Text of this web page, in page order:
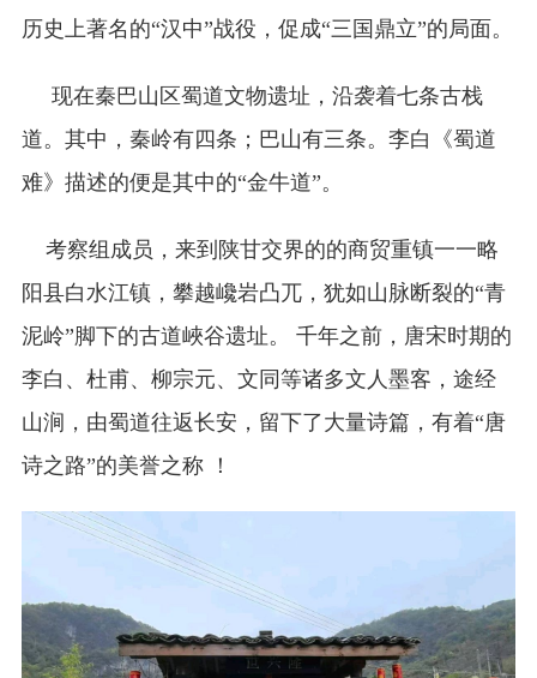
历史上著名的“汉中”战役，促成“三国鼎立”的局面。
现在秦巴山区蜀道文物遗址，沿袭着七条古栈
道。其中，秦岭有四条；巴山有三条。李白《蜀道
难》描述的便是其中的“金牛道”。
考察组成员，来到陕甘交界的的商贸重镇一一略
阳县白水江镇，攀越巉岩凸兀，犹如山脉断裂的“青
泥岭”脚下的古道峽谷遗址。 千年之前，唐宋时期的
李白、杜甫、柳宗元、文同等诸多文人墨客，途经
山涧，由蜀道往返长安，留下了大量诗篇，有着“唐
诗之路”的美誉之称 ！